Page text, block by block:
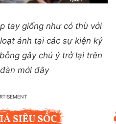
tay giống như có thù với
ảnh tại các sự kiện ký
gây chú ý trở lại trên
mới đây